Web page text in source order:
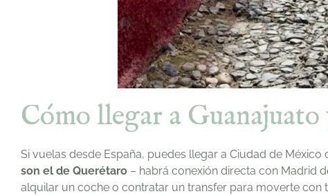
Cómo llegar a
Si vuelas desde España, puedes llegar a Ciudad de
son el de Querétaro – habrá conexión directa con Madrid
alquilar un coche o contratar un transfer para moverte con